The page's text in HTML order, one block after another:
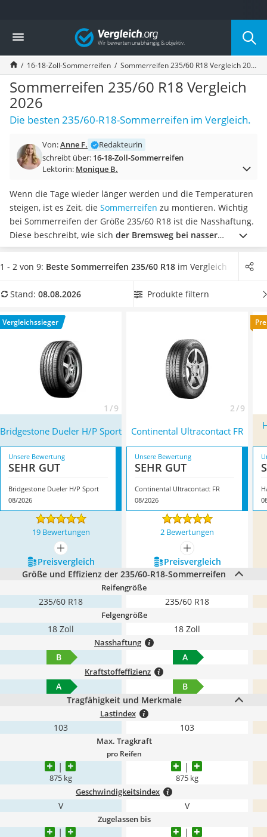
Die beliebtesten Vergleiche nach Kategorie
Auto & Motor
Fahrradträger-Anhängerkupplung (4 Fahrräder)
Fahrradträger
Fahrradträger (Anhängerkupplung)
Fahrradträger 3 Fahrräder
Benzinkanister (20 l)
Dashcam
Benzinkanister
Marderschreck
AGM-Batterie Wohnmobil
Thule-Fahrradträger
FM-Transmitter
Sommerreifen 205/55 R16
Autobatterie-Ladegerät
Alkoholtester
Diesel-Additiv
Wagenheber
Service
Vergleich
16-18-Zoll-Sommerreifen Sommerreifen 235/60 R18 Vergleich 2026
Sommerreifen 235/60 R18 Vergleich
2026
Die besten 235/60-R18-Sommerreifen im Vergleich.
Von:Anne F.
Redakteurin
schreibt über: 16-18-Zoll-Sommerreifen
Lektorin: Monique B.
Wenn die Tage wieder länger werden und die Temperaturen
steigen, ist es Zeit, die Sommerreifen zu montieren. Wichtig
bei Sommerreifen der Größe 235/60 R18 ist die Nasshaftung.
Diese beschreibt, wie sich der Bremsweg bei nasser
Fahrbahn verändert. Diverse Tests im Internet weisen
zusätzlich darauf hin, dass sich die Kraftstoffeffizienz bei
unserer Vergleichstabelle
235/60-R18-Sommerreifen mit
auf der Autobahn Vollgas geben können. Überzeugt hat uns
hier im August 2026 besonders das Modell
Dueler H/P Sport* mit seinen Eigenschaften.
1 - 2 von 9: Beste Sommerreifen 235/60 R18 im Vergleich
Stand: 08.08.2026 Produkte filtern
Vergleichssieger
1 / 9 2 / 9
Bridgestone Dueler H/P Sport Continental Ultracontact FR
Unsere Bewertung
SEHR GUT
Bridgestone Dueler H/P Sport
08/2026
Unsere Bewertung
SEHR GUT
Continental Ultracontact FR
08/2026
19 Bewertungen 2 Bewertungen
mehr anzeigen
mehr anzeigen
Preis­vergleich
Preis­vergleich
Größe und Effizienz der 235/60-R18-Sommerreifen
Reifengröße
235/60 R18 235/60 R18
Felgengröße
18 Zoll 18 Zoll
Nasshaftung
B A
Kraftstoffeffizienz
A
B
Tragfähigkeit und Merkmale
Lastindex
103 103
Max. Tragkraft
pro Reifen
875 kg 875 kg
Geschwindigkeitsindex
V V
Zugelassen bis